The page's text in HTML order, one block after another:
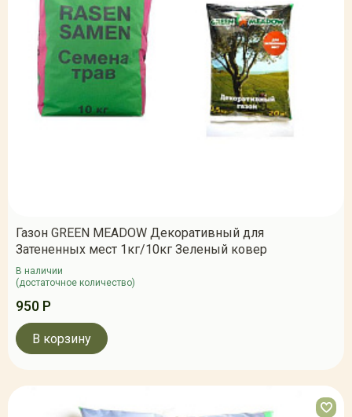
Газон GREEN MEADOW Декоративный для
Затененных мест 1кг/10кг Зеленый ковер
В наличии
(достаточное количество)
950 Р
В корзину